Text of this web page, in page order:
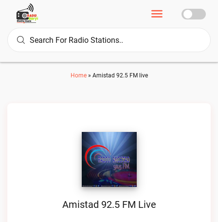
Home» Amistad 92.5 FM live
Amistad 92.5 FM Live